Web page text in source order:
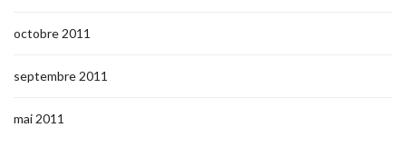
octobre 2011
septembre 2011
mai 2011